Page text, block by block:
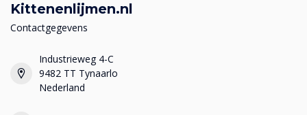
Kittenenlijmen.nl
Contactgegevens
Industrieweg 4-C
9482 TT Tynaarlo
Nederland